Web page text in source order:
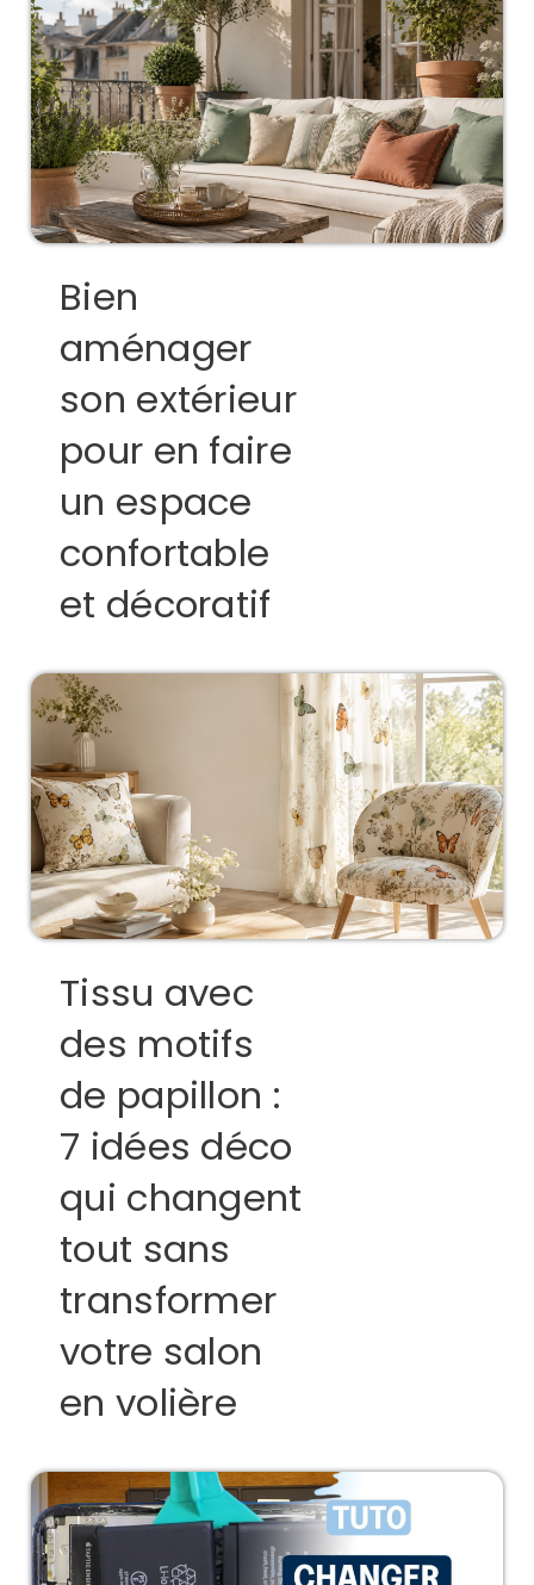
Bien
aménager
son extérieur
pour en faire
un espace
confortable
et décoratif
Tissu avec
des motifs
de papillon :
7 idées déco
qui changent
tout sans
transformer
votre salon
en volière